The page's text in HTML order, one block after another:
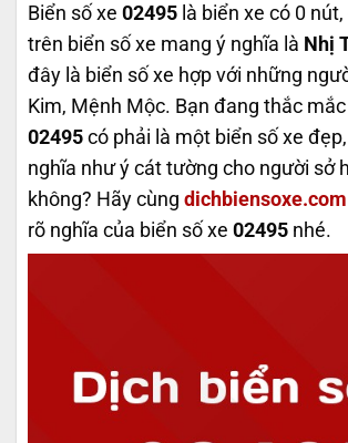
Biển số xe 02495 là biển xe có 0
trên biển số xe mang ý nghĩa là Nhị
đây là biển số xe hợp với những
Kim, Mệnh Mộc. Bạn đang thắc
02495 có phải là một biển số xe
nghĩa như ý cát tường cho người sở
không? Hãy cùng dichbiensoxe.com
rõ nghĩa của biển số xe 02495 nhé.